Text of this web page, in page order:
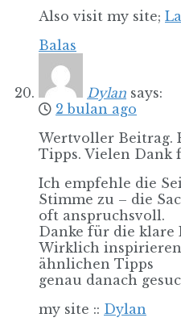
Also visit my site;
Balas
Dylan says:
2 bulan ago
Wertvoller Beitrag.
Tipps. Vielen Dank
Ich empfehle die
Stimme zu – die
oft anspruchsvoll.
Danke für die klare
Wirklich
ähnlichen Tipps
genau danach
my site :: Dylan